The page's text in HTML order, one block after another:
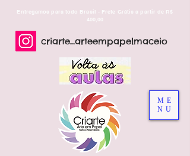
ME
NU
Entregamos para todo Brasil - Frete Grátis a partir de R$
400,00
criarte_arteempapelmaceio